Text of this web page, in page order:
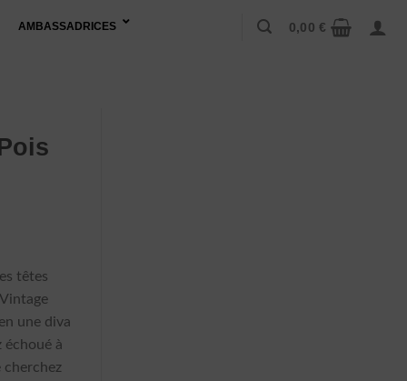
AMBASSADRICES 0,00€
têtes
une diva
échoué à
cherchez